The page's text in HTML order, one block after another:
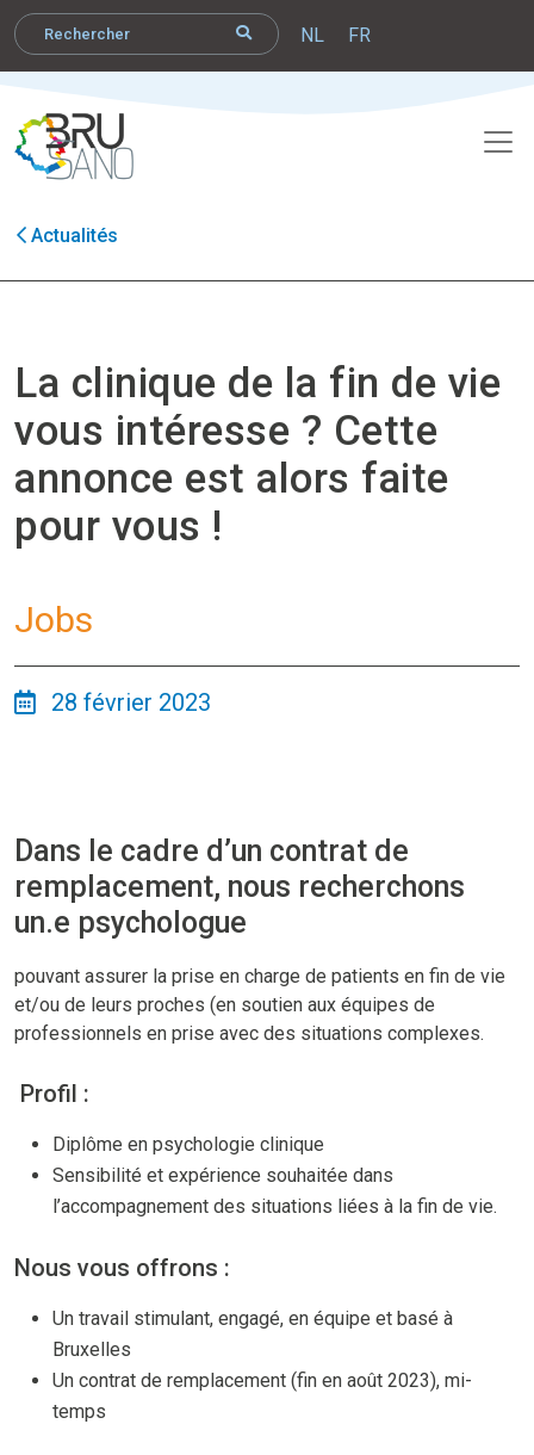
NL FR
Actualités
La clinique de la fin de vie
vous intéresse ? Cette
annonce est alors faite
pour vous !
Jobs
28 février 2023
Dans le cadre d’un contrat de
remplacement, nous recherchons
un.e psychologue
pouvant assurer la prise en charge de patients en fin de vie
et/ou de leurs proches (en soutien aux équipes de
professionnels en prise avec des situations complexes.
Profil :
Diplôme en psychologie clinique
Sensibilité et expérience souhaitée dans
l’accompagnement des situations liées à la fin de vie.
Nous vous offrons :
Un travail stimulant, engagé, en équipe et basé à
Bruxelles
Un contrat de remplacement (fin en août 2023), mi-
temps